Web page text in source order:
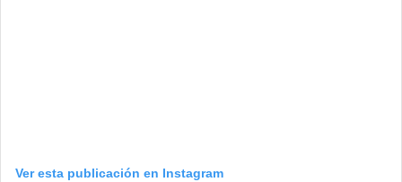
Ver esta publicación en Instagram